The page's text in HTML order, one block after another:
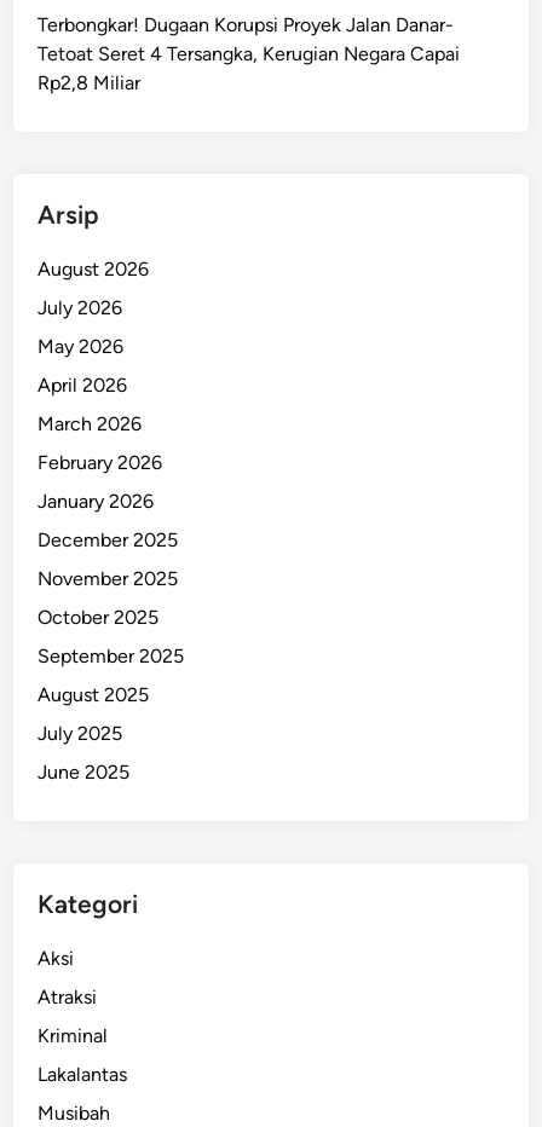
Terbongkar! Dugaan Korupsi Proyek Jalan Danar-
Tetoat Seret 4 Tersangka, Kerugian Negara Capai
Rp2,8 Miliar
Arsip
August 2026
July 2026
May 2026
April 2026
March 2026
February 2026
January 2026
December 2025
November 2025
October 2025
September 2025
August 2025
July 2025
June 2025
Kategori
Aksi
Atraksi
Kriminal
Lakalantas
Musibah